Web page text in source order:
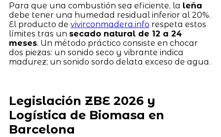
Para que una combustión sea eficiente, la leña
debe tener una humedad residual inferior al 20%.
El producto de vivirconmadera.info respeta estos
límites tras un secado natural de 12 a 24
meses. Un método práctico consiste en chocar
dos piezas: un sonido seco y vibrante indica
madurez; un sonido sordo delata exceso de agua.
Legislación ZBE 2026 y
Logística de Biomasa en
Barcelona